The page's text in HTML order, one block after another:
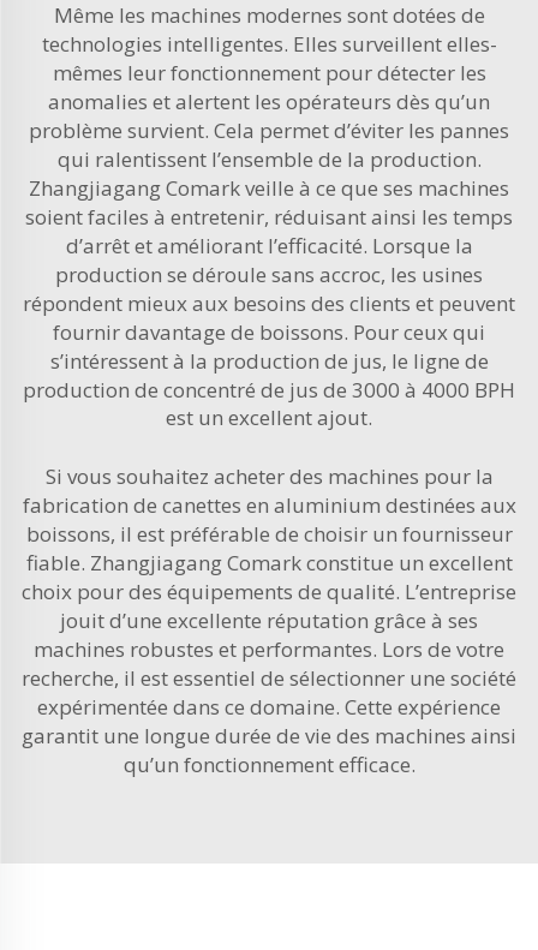
Même les machines modernes sont dotées de
technologies intelligentes. Elles surveillent elles-
mêmes leur fonctionnement pour détecter les
anomalies et alertent les opérateurs dès qu’un
problème survient. Cela permet d’éviter les pannes
qui ralentissent l’ensemble de la production.
Zhangjiagang Comark veille à ce que ses machines
soient faciles à entretenir, réduisant ainsi les temps
d’arrêt et améliorant l’efficacité. Lorsque la
production se déroule sans accroc, les usines
répondent mieux aux besoins des clients et peuvent
fournir davantage de boissons. Pour ceux qui
s’intéressent à la production de jus, le ligne de
production de concentré de jus de 3000 à 4000 BPH
est un excellent ajout.
Si vous souhaitez acheter des machines pour la
fabrication de canettes en aluminium destinées aux
boissons, il est préférable de choisir un fournisseur
fiable. Zhangjiagang Comark constitue un excellent
choix pour des équipements de qualité. L’entreprise
jouit d’une excellente réputation grâce à ses
machines robustes et performantes. Lors de votre
recherche, il est essentiel de sélectionner une société
expérimentée dans ce domaine. Cette expérience
garantit une longue durée de vie des machines ainsi
qu’un fonctionnement efficace.